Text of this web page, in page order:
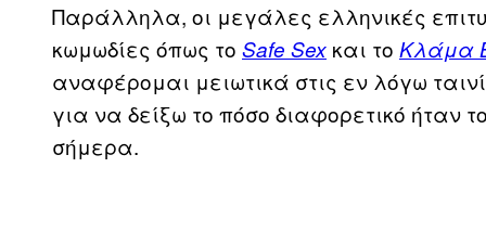
Παράλληλα, οι μεγάλες ελληνικές
κωμωδίες όπως το Safe Sex και το Κλάμα
αναφέρομαι μειωτικά στις εν λόγω
για να δείξω το πόσο διαφορετικό ήταν
σήμερα.